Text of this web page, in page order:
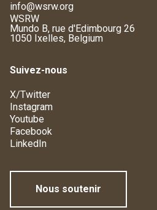
info@wsrw.org
WSRW
Mundo B, rue d'Edimbourg 26
1050 Ixelles, Belgium
Suivez-nous
X/Twitter
Instagram
Youtube
Facebook
LinkedIn
Nous soutenir